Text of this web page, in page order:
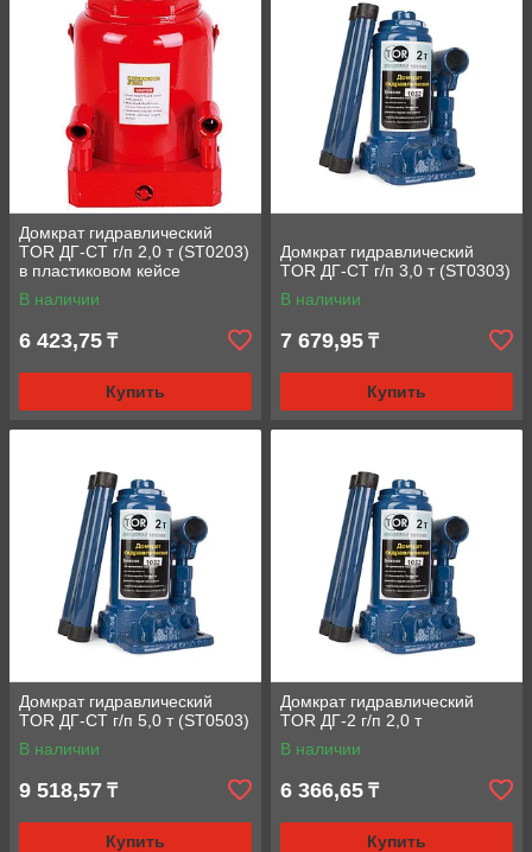
Домкрат гидравлический
TOR ДГ-CT г/п 2,0 т (ST0203)
в пластиковом кейсе
В наличии
6 423,75 ₸
Купить
Домкрат гидравлический
TOR ДГ-CT г/п 3,0 т (ST0303)
В наличии
7 679,95 ₸
Купить
Домкрат гидравлический
TOR ДГ-CT г/п 5,0 т (ST0503)
В наличии
9 518,57 ₸
Купить
Домкрат гидравлический
TOR ДГ-2 г/п 2,0 т
В наличии
6 366,65 ₸
Купить